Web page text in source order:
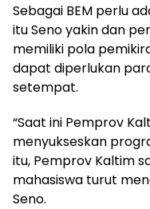
Sebagai BEM perlu
itu Seno yakin dan
memiliki pola
dapat diperlukan
setempat.
“Saat ini Pemprov
menyukseskan
itu, Pemprov Kaltim
mahasiswa turut
Seno.